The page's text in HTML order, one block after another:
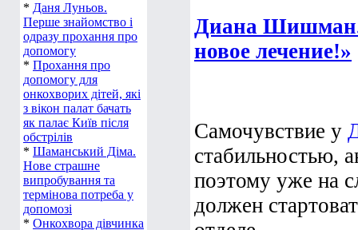
* Даня Луньов.
Перше знайомство і
одразу прохання про
допомогу
* Прохання про
допомогу для
онкохворих дітей, які
з вікон палат бачать
як палає Київ після
обстрілів
* Шаманський Діма.
Нове страшне
випробування та
термінова потреба у
допомозі
* Онкохвора дівчинка
Диана
новое лечение!»
Самочувствие у
стабильностью,
поэтому уже на
должен